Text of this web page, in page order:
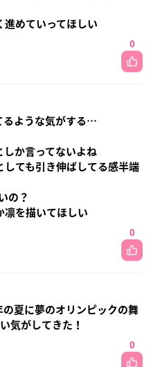
進めていってほしい
0
るような気がする…
しか言ってないよね
ても引き伸ばしてる感半端
の？
凛を描いてほしい
0
夏に夢のオリンピックの舞
気がしてきた！
0